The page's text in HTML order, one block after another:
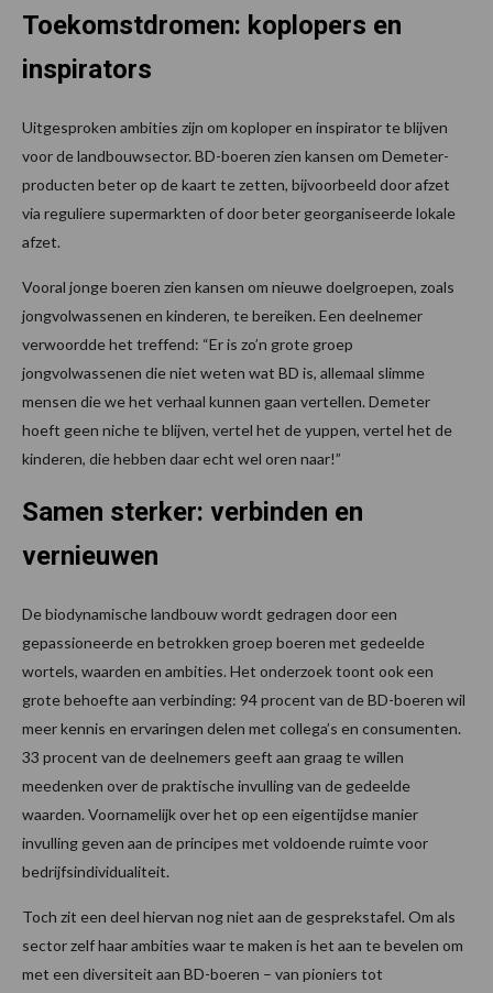
Toekomstdromen: koplopers en
inspirators
Uitgesproken ambities zijn om koploper en inspirator te blijven
voor de landbouwsector. BD-boeren zien kansen om Demeter-
producten beter op de kaart te zetten, bijvoorbeeld door afzet
via reguliere supermarkten of door beter georganiseerde lokale
afzet.
Vooral jonge boeren zien kansen om nieuwe doelgroepen, zoals
jongvolwassenen en kinderen, te bereiken. Een deelnemer
verwoordde het treffend: “Er is zo’n grote groep
jongvolwassenen die niet weten wat BD is, allemaal slimme
mensen die we het verhaal kunnen gaan vertellen. Demeter
hoeft geen niche te blijven, vertel het de yuppen, vertel het de
kinderen, die hebben daar echt wel oren naar!”
Samen sterker: verbinden en
vernieuwen
De biodynamische landbouw wordt gedragen door een
gepassioneerde en betrokken groep boeren met gedeelde
wortels, waarden en ambities. Het onderzoek toont ook een
grote behoefte aan verbinding: 94 procent van de BD-boeren wil
meer kennis en ervaringen delen met collega’s en consumenten.
33 procent van de deelnemers geeft aan graag te willen
meedenken over de praktische invulling van de gedeelde
waarden. Voornamelijk over het op een eigentijdse manier
invulling geven aan de principes met voldoende ruimte voor
bedrijfsindividualiteit.
Toch zit een deel hiervan nog niet aan de gesprekstafel. Om als
sector zelf haar ambities waar te maken is het aan te bevelen om
met een diversiteit aan BD-boeren – van pioniers tot